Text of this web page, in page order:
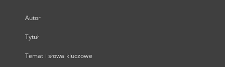
Autor
Tytuł
Temat i słowa kluczowe